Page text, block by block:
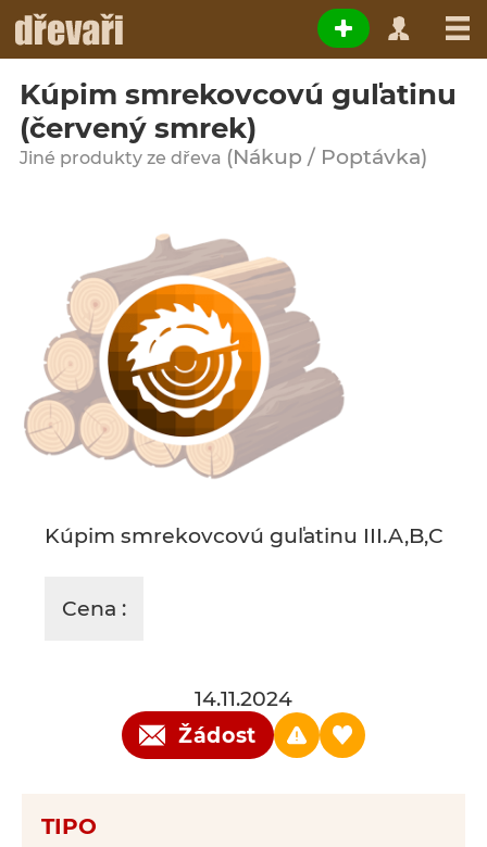
Kúpim smrekovcovú guľatinu
(červený smrek)
Jiné produkty ze dřeva (Nákup / Poptávka)
Kúpim smrekovcovú guľatinu III.A,B,C
Cena :
14.11.2024
Žádost
TIPO